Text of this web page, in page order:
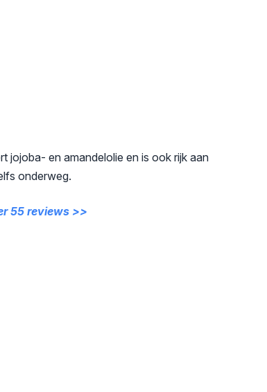
jojoba- en amandelolie en is ook rijk aan
onderweg.
55 reviews >>